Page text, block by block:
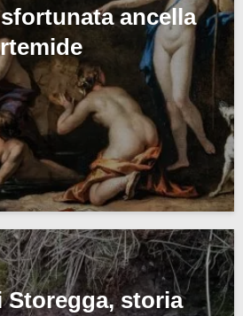
ancella
Storegga, storia